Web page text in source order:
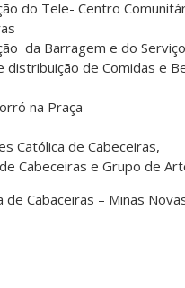
do Tele- Centro
da Barragem e do
distribuição de Comidas e
na Praça
Católica de Cabeceiras,
Cabeceiras e Grupo de
Cabaceiras – Minas